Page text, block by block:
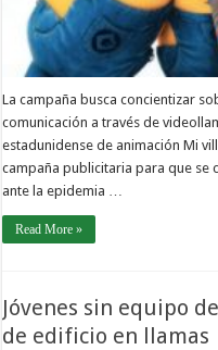
La campaña busca concientizar
comunicación a través de
estadunidense de animación Mi
campaña publicitaria para que se
ante la epidemia …
Read More »
Jóvenes sin equipo
de edificio en llamas